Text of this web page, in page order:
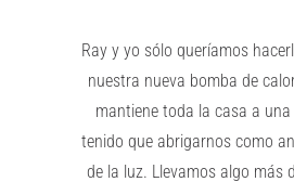
Ray y yo sólo queríamos
nuestra nueva bomba de
mantiene toda la casa a
tenido que abrigarnos como
de la luz. Llevamos algo más